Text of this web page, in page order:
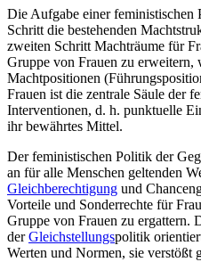
Die Aufgabe einer feministischen
Schritt die bestehenden
zweiten Schritt Machträume für
Gruppe von Frauen zu
Macht­positionen
Frauen ist die zentrale Säule der
Interventionen, d. h. punktuelle
ihr bewährtes Mittel.
Der feministischen Politik der
an für alle Menschen geltenden
Gleichberechtigung und
Vorteile und Sonder­rechte für
Gruppe von Frauen zu ergattern.
derGleichstellungs­politik
Werten und Normen, sie verstößt